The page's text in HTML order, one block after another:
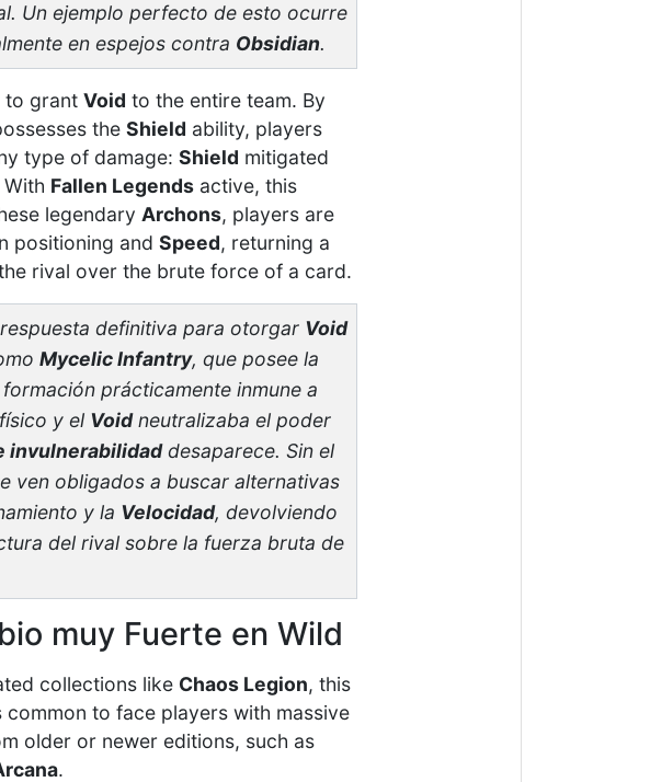
Un ejemplo perfecto de esto ocurre
en espejos contra Obsidian.
to grant Void to the entire team. By
the Shield ability, players
type of damage: Shield mitigated
Fallen Legends active, this
legendary Archons, players are
positioning and Speed, returning a
rival over the brute force of a card.
definitiva para otorgar Void
Mycelic Infantry, que posee la
prácticamente inmune a
y el Voidneutralizaba el poder
invulnerabilidaddesaparece. Sin el
ven obligados a buscar alternativas
y la Velocidad, devolviendo
del rival sobre la fuerza bruta de
muy Fuerte en Wild
collections like Chaos Legion, this
common to face players with massive
older or newer editions, such as
.